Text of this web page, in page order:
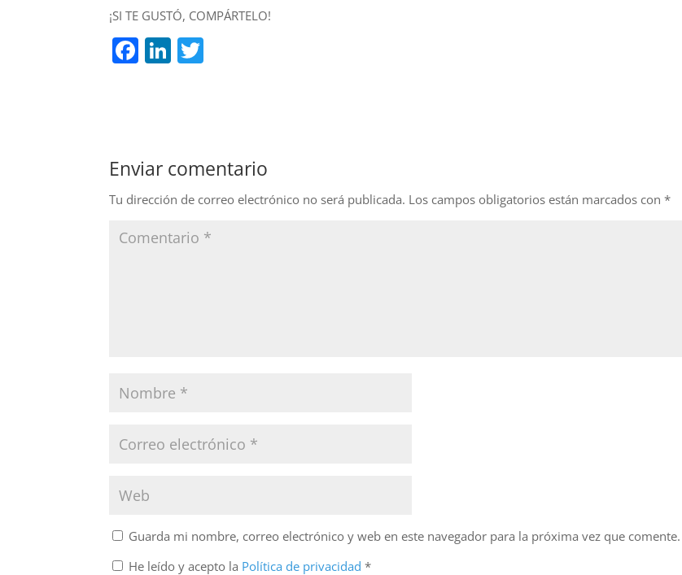
¡SI TE GUSTÓ, COMPÁRTELO!
F
b
o
o
k
Li
n
Enviar comentario
Tu dirección de correo electrónico no será publicada. Los campos obligatorios están marcados con*
Guarda mi nombre, correo electrónico y web en este navegador para la próxima vez que comente.
He leído y acepto la Política de privacidad*